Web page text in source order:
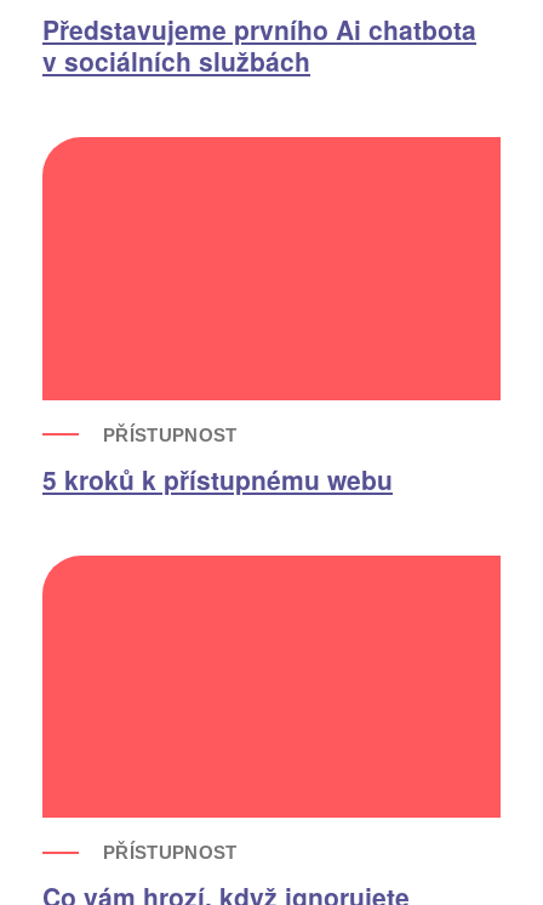
Představujeme prvního Ai chatbota
v sociálních službách
PŘÍSTUPNOST
5 kroků k přístupnému webu
PŘÍSTUPNOST
Co vám hrozí, když ignorujete
Kliknutím na "odeslat" souhlasím sezpracováním
osobních údajů.
Formulář je chráněn službou reCAPTCHA od